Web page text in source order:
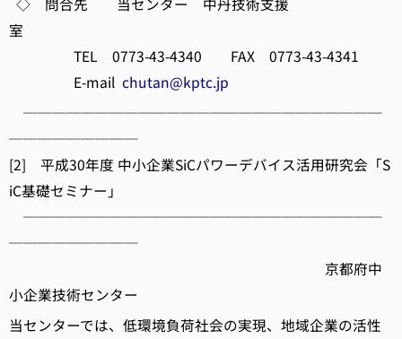
室
TEL 0773-43-4340 FAX 0773-43-4341
E-mail chutan@kptc.jp
─────────────────────────
─────────
[2] 平成30年度 中小企業SiCパワーデバイス活用研究会「S
iC基礎セミナー」
─────────────────────────
─────────
京都府中
小企業技術センター
当センターでは、低環境負荷社会の実現、地域企業の活性